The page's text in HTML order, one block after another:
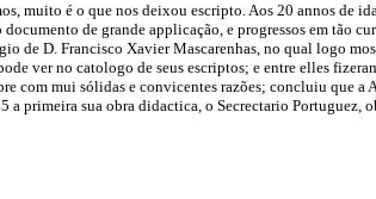
muito é o que nos deixou escripto. Aos 20 annos de
documento de grande applicação, e progressos em
de D. Francisco Xavier Mascarenhas, no qual logo
ver no catologo de seus escriptos; e entre elles
com mui sólidas e convicentes razões; concluiu que
primeira sua obra didactica, o Secrectario Portuguez,